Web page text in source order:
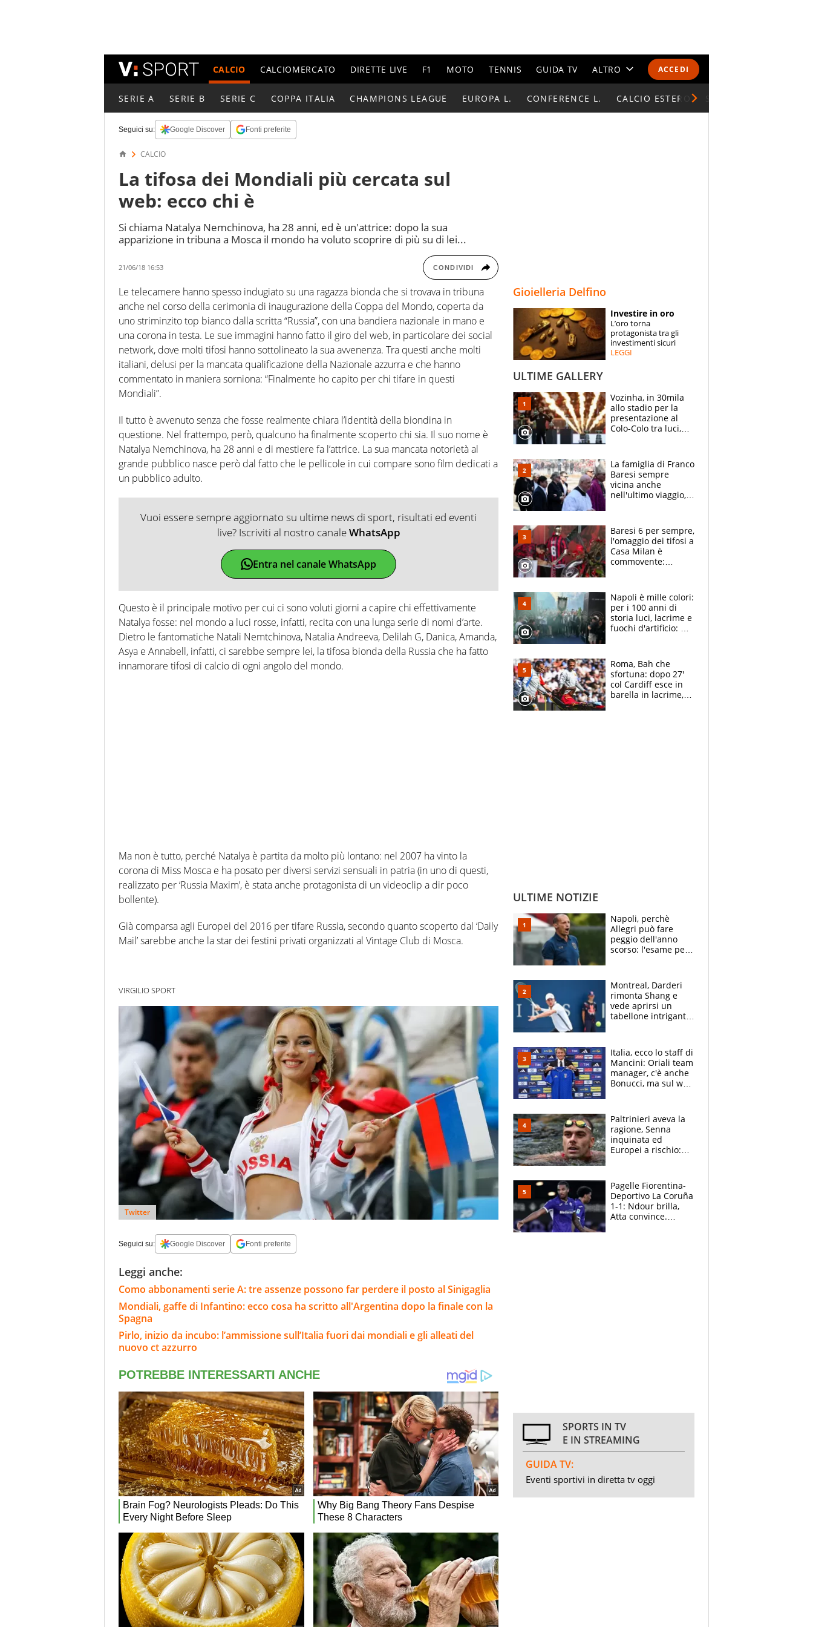
ACCEDI
CALCIO CALCIOMERCATO DIRETTE LIVE F1 MOTO TENNIS GUIDA TV ALTRO
CALENDARI E CLASSIFICHE
ESPERTI
CONTATTI
SERIE A SERIE B SERIE C COPPA ITALIA CHAMPIONS LEAGUE EUROPA L. CONFERENCE L. CALCIO ESTERO
Seguici su: Google Discover Fonti preferite
CALCIO
La tifosa dei Mondiali più cercata sul
web: ecco chi è
Si chiama Natalya Nemchinova, ha 28 anni, ed è un'attrice: dopo la sua
apparizione in tribuna a Mosca il mondo ha voluto scoprire di più su di lei...
21/06/18 16:53 CONDIVIDI
Le telecamere hanno spesso indugiato su una ragazza bionda che si trovava in tribuna
anche nel corso della cerimonia di inaugurazione della Coppa del Mondo, coperta da
uno striminzito top bianco dalla scritta “Russia”, con una bandiera nazionale in mano e
una corona in testa. Le sue immagini hanno fatto il giro del web, in particolare dei social
network, dove molti tifosi hanno sottolineato la sua avvenenza. Tra questi anche molti
italiani, delusi per la mancata qualificazione della Nazionale azzurra e che hanno
commentato in maniera sorniona: “Finalmente ho capito per chi tifare in questi
Mondiali”.
Il tutto è avvenuto senza che fosse realmente chiara l’identità della biondina in
questione. Nel frattempo, però, qualcuno ha finalmente scoperto chi sia. Il suo nome è
Natalya Nemchinova, ha 28 anni e di mestiere fa l’attrice. La sua mancata notorietà al
grande pubblico nasce però dal fatto che le pellicole in cui compare sono film dedicati a
un pubblico adulto.
Vuoi essere sempre aggiornato su ultime news di sport, risultati ed eventi
live? Iscriviti al nostro canaleWhatsApp
Entra nel canale WhatsApp
Questo è il principale motivo per cui ci sono voluti giorni a capire chi effettivamente
Natalya fosse: nel mondo a luci rosse, infatti, recita con una lunga serie di nomi d’arte.
Dietro le fantomatiche Natali Nemtchinova, Natalia Andreeva, Delilah G, Danica, Amanda,
Asya e Annabell, infatti, ci sarebbe sempre lei, la tifosa bionda della Russia che ha fatto
innamorare tifosi di calcio di ogni angolo del mondo.
Ma non è tutto, perché Natalya è partita da molto più lontano: nel 2007 ha vinto la
corona di Miss Mosca e ha posato per diversi servizi sensuali in patria (in uno di questi,
realizzato per ‘Russia Maxim’, è stata anche protagonista di un videoclip a dir poco
bollente).
Già comparsa agli Europei del 2016 per tifare Russia, secondo quanto scoperto dal ‘Daily
Mail’ sarebbe anche la star dei festini privati organizzati al Vintage Club di Mosca.
VIRGILIO SPORT
Twitter
Seguici su: Google Discover Fonti preferite
Leggi anche:
Como abbonamenti serie A: tre assenze possono far perdere il posto al Sinigaglia
Mondiali, gaffe di Infantino: ecco cosa ha scritto all'Argentina dopo la finale con la
Spagna
Pirlo, inizio da incubo: l’ammissione sull’Italia fuori dai mondiali e gli alleati del
nuovo ct azzurro
Gioielleria Delfino
Investire in oro
L’oro torna
protagonista tra gli
investimenti sicuri
LEGGI
ULTIME GALLERY
Vozinha, in 30mila
allo stadio per la
presentazione al
Colo-Colo tra luci,
La famiglia di Franco
Baresi sempre
vicina anche
nell'ultimo viaggio,
circondati
dall'affetto dei tifosi
Baresi 6 per sempre,
l'omaggio dei tifosi a
Casa Milan è
commovente:
bigliettini
Napoli è mille colori:
per i 100 anni di
storia luci, lacrime e
fuochi d'artificio: De
Roma, Bah che
sfortuna: dopo 27'
col Cardiff esce in
barella in lacrime,
ULTIME NOTIZIE
Napoli, perchè
Allegri può fare
peggio dell'anno
scorso: l'esame per
Monopoly
Montreal, Darderi
rimonta Shang e
vede aprirsi un
tabellone intrigante:
felice del mio livello"
Italia, ecco lo staff di
Mancini: Oriali team
manager, c'è anche
Bonucci, ma sul web
Paltrinieri aveva la
ragione, Senna
inquinata ed
Europei a rischio:
adesso
Pagelle Fiorentina-
Deportivo La Coruña
1-1: Ndour brilla,
Atta convince.
SPORTS IN TV
E IN STREAMING
GUIDA TV:
Eventi sportivi in diretta tv oggi